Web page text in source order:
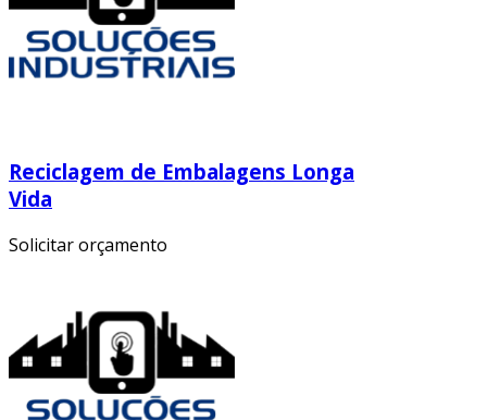
Reciclagem de Embalagens Longa
Vida
Solicitar orçamento